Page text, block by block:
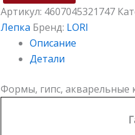
Артикул: 4607045321747
Лепка Бренд: LORI
Описание
Детали
Формы, гипс, акварельные